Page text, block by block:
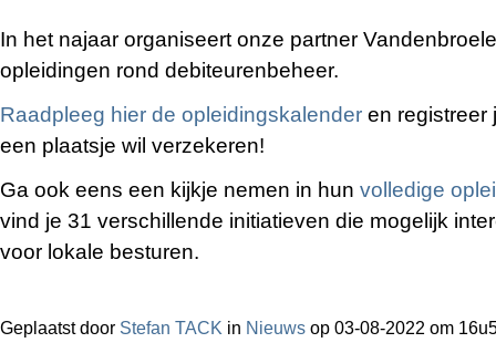
In het najaar organiseert onze partner
opleidingen rond debiteurenbeheer.
Raadpleeg hier de opleidingskalender en registreer
een plaatsje wil verzekeren!
Ga ook eens een kijkje nemen in hun volledige
vind je 31 verschillende initiatieven die mogelijk
voor lokale besturen.
Geplaatst door Stefan TACK in Nieuws op 03-08-2022 om